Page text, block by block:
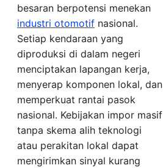
besaran berpotensi menekan
industri otomotif nasional.
Setiap kendaraan yang
diproduksi di dalam negeri
menciptakan lapangan kerja,
menyerap komponen lokal, dan
memperkuat rantai pasok
nasional. Kebijakan impor masif
tanpa skema alih teknologi
atau perakitan lokal dapat
mengirimkan sinyal kurang